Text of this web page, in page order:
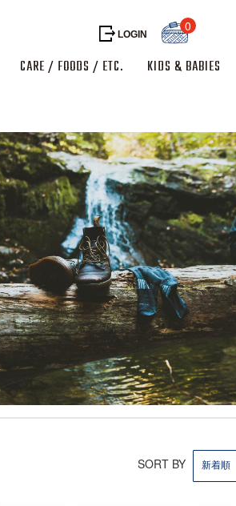
LOGIN
0
CARE / FOODS / ETC. KIDS & BABIES
SORT BY 新着順